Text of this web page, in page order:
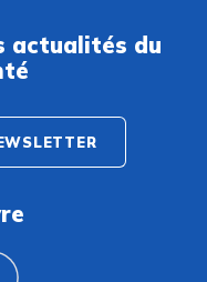
actualités du